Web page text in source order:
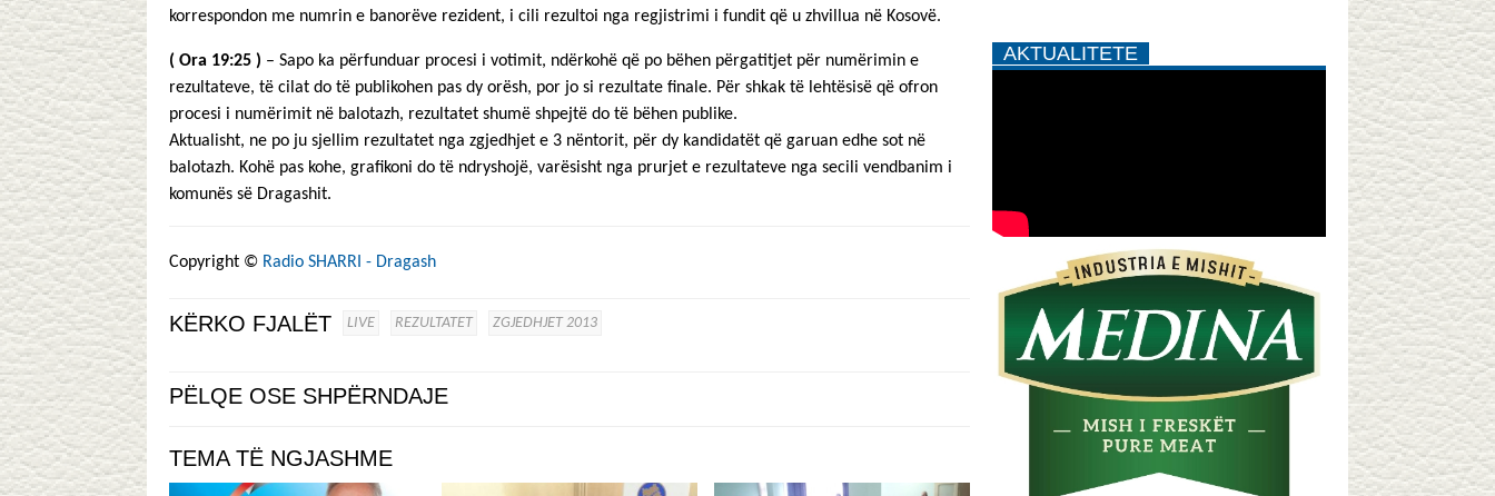
korrespondon me numrin e banorëve rezident, i cili rezultoi nga regjistrimi i fundit që u zhvillua në Kosovë.
( Ora 19:25 ) – Sapo ka përfunduar procesi i votimit, ndërkohë që po bëhen përgatitjet për numërimin e
rezultateve, të cilat do të publikohen pas dy orësh, por jo si rezultate finale. Për shkak të lehtësisë që ofron
procesi i numërimit në balotazh, rezultatet shumë shpejtë do të bëhen publike.
Aktualisht, ne po ju sjellim rezultatet nga zgjedhjet e 3 nëntorit, për dy kandidatët që garuan edhe sot në
balotazh. Kohë pas kohe, grafikoni do të ndryshojë, varësisht nga prurjet e rezultateve nga secili vendbanim i
komunës së Dragashit.
Copyright © Radio SHARRI - Dragash
KËRKO FJALËT LIVE REZULTATET ZGJEDHJET 2013
PËLQE OSE SHPËRNDAJE
TEMA TË NGJASHME
AKTUALITETE